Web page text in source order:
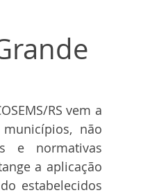
RS vem a
não
e normativas
a aplicação
estabelecidos